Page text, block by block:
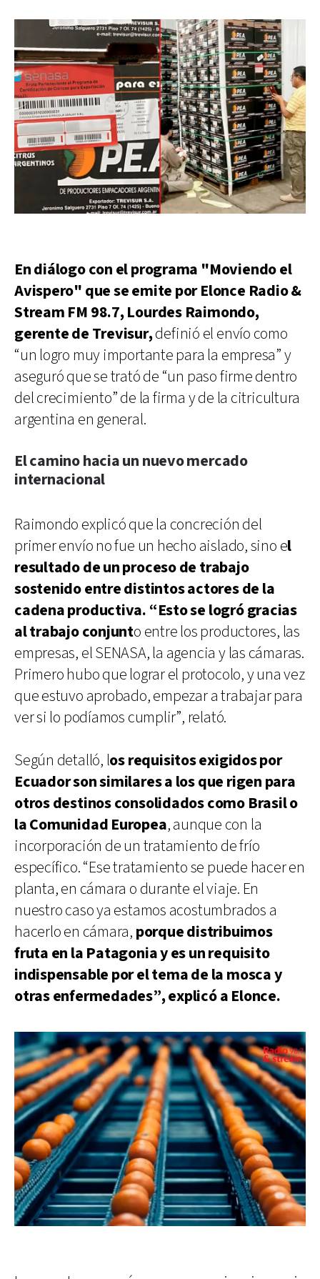
En diálogo con el programa "Moviendo el
Avispero" que se emite por Elonce Radio &
Stream FM 98.7, Lourdes Raimondo,
gerente de Trevisur,definió el envío como
“un logro muy importante para la empresa” y
aseguró que se trató de “un paso firme dentro
del crecimiento” de la firma y de la citricultura
argentina en general.
El camino hacia un nuevo mercado
internacional
Raimondo explicó que la concreción del
primer envío no fue un hecho aislado, sino el
resultado de un proceso de trabajo
sostenido entre distintos actores de la
cadena productiva. “Esto se logró gracias
al trabajo conjunto entre los productores, las
empresas, el SENASA, la agencia y las cámaras.
Primero hubo que lograr el protocolo, y una vez
que estuvo aprobado, empezar a trabajar para
ver si lo podíamos cumplir”, relató.
Según detalló, los requisitos exigidos por
Ecuador son similares a los que rigen para
otros destinos consolidados como Brasil o
la Comunidad Europea, aunque con la
incorporación de un tratamiento de frío
específico. “Ese tratamiento se puede hacer en
planta, en cámara o durante el viaje. En
nuestro caso ya estamos acostumbrados a
hacerlo en cámara, porque distribuimos
fruta en la Patagonia y es un requisito
indispensable por el tema de la mosca y
otras enfermedades”, explicó a Elonce.